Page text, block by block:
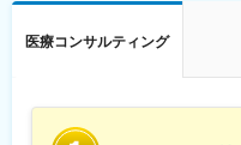
同社は、個人が最大限
誇っており、長期就業
にあたっていただきま
ができ、メーカーと同
医療コンサルティング